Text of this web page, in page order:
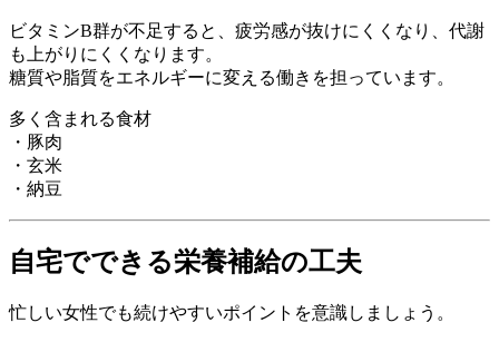
ビタミンB群が不足すると、疲労感が抜けにくくなり、代謝
も上がりにくくなります。
糖質や脂質をエネルギーに変える働きを担っています。
多く含まれる食材
・豚肉
・玄米
・納豆
自宅でできる栄養補給の工夫
忙しい女性でも続けやすいポイントを意識しましょう。